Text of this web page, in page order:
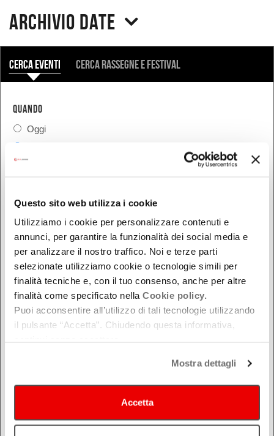
Questo sito web utilizza i cookie
Utilizziamo i cookie per personalizzare contenuti e
annunci, per garantire la funzionalità dei social media e
per analizzare il nostro traffico. Noi e terze parti
selezionate utilizziamo cookie o tecnologie simili per
finalità tecniche e, con il tuo consenso, anche per altre
finalità come specificato nella Cookie policy.
Puoi acconsentire all’utilizzo di tali tecnologie utilizzando
il pulsante “Accetta”. Chiudendo questa informativa,
Mostra dettagli
Accetta
Archivio date
COSA
Cerca eventi Cerca rassegne e festival
QUANDO
Oggi
DOVE
Bologna
Ferrara
Forlì-Cesena
Modena
Parma
Reggio Emilia